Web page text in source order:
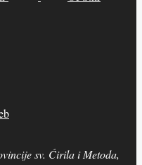
sv. Ćirila i Metoda,